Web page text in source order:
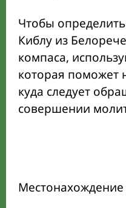
Чтобы
Киблу из
компаса,
которая поможет
куда следует
совершении
Местонахождение